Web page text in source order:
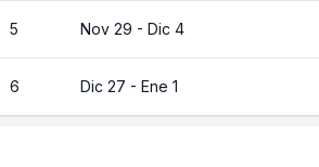
5 Nov 29 - Dic 4
6 Dic 27 - Ene 1